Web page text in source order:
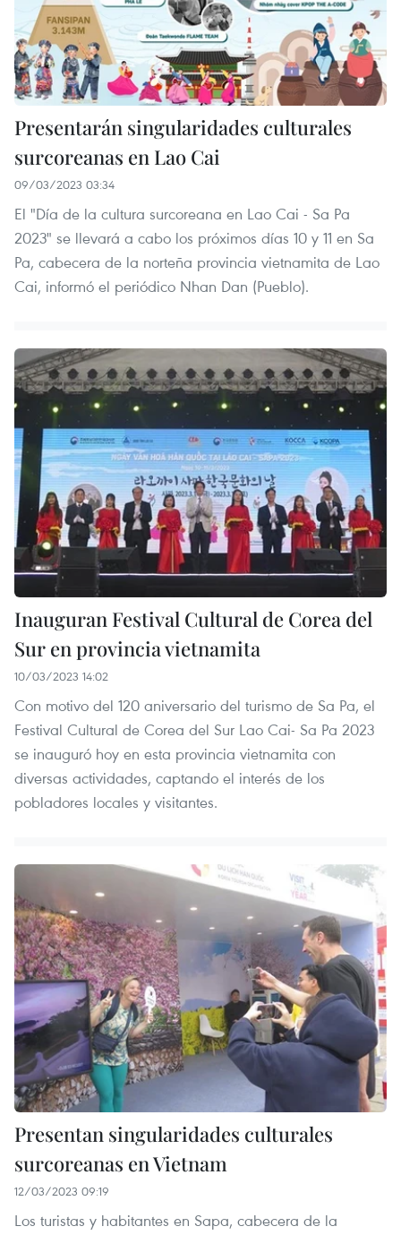
Presentarán singularidades culturales
surcoreanas en Lao Cai
09/03/2023 03:34
El "Día de la cultura surcoreana en Lao Cai - Sa Pa
2023" se llevará a cabo los próximos días 10 y 11 en Sa
Pa, cabecera de la norteña provincia vietnamita de Lao
Cai, informó el periódico Nhan Dan (Pueblo).
Inauguran Festival Cultural de Corea del
Sur en provincia vietnamita
10/03/2023 14:02
Con motivo del 120 aniversario del turismo de Sa Pa, el
Festival Cultural de Corea del Sur Lao Cai- Sa Pa 2023
se inauguró hoy en esta provincia vietnamita con
diversas actividades, captando el interés de los
pobladores locales y visitantes.
Presentan singularidades culturales
surcoreanas en Vietnam
12/03/2023 09:19
Los turistas y habitantes en Sapa, cabecera de la